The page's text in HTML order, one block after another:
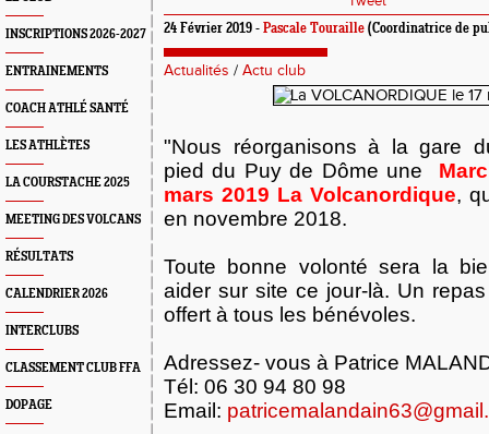
INSCRIPTIONS 2026-2027
ENTRAINEMENTS
COACH ATHLÉ SANTÉ
LES ATHLÈTES
LA COURSTACHE 2025
MEETING DES VOLCANS
RÉSULTATS
CALENDRIER 2026
INTERCLUBS
CLASSEMENT CLUB FFA
DOPAGE
24 Février 2019 - Pascale Touraille (Coordinatrice de
Actualités / Actu club
"Nous réorganisons à la gare
pied du Puy de Dôme une
mars 2019 La Volcanordique,
en novembre 2018.
Toute bonne volonté sera la
aider sur site ce jour-là. Un
offert à tous les bénévoles.
Adressez- vous à Patrice
Tél: 06 30 94 80 98
Email: